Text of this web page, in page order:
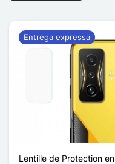
Lentille de Protection en
Entrega expressa